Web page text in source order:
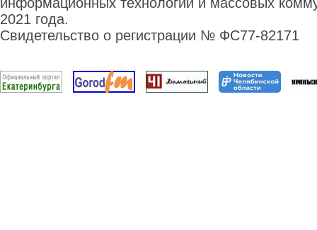
2021 года.
Свидетельство о регистрации № ФС77-82171